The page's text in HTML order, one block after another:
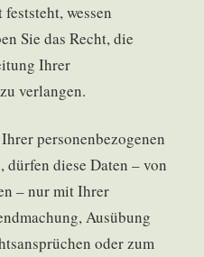
wessen
Sie das Recht, die
Ihrer
verlangen.
personenbezogenen
dürfen diese Daten – von
– nur mit Ihrer
Ausübung
oder zum